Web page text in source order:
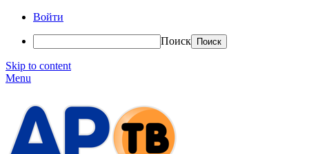
Войти
Поиск
Skip to content
Menu